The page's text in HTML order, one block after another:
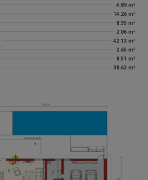
4.89 m²
14.26 m²
8.35 m²
2.06 m²
42.13 m²
2.65 m²
8.51 m²
38.63 m²